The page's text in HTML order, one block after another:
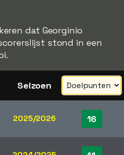
dat Georginio
stond in een
Seizoen
2025/2026 16